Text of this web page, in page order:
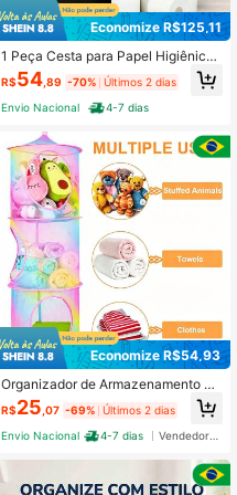
Economize R$125,11
1 Peça Cesta para Papel Higiênico
- Armazenamento de Papel Higiêni
co - O Organizador de Banheiro Def
initivo - Cesta de Armazenamento
de Bambu, Cesta Organizadora de
Papel Higiênico, Suporte de Acessó
rios de Banheiro - Lixeira de Papel
Higiênico
R$54,89 -70% Últimos 2 dias
Envio Nacional
4-7 dias
Economize R$54,93
Organizador de Armazenamento Su
spenso 3 Camadas Malha Respiráv
el Cilíndrica | Cesto Dobrável Empil
hável Multiusos Estilo Vintage para
Quarto Lavanderia Armazenamento
de Brinquedos Pelúcias e Secagem
de Roupas Íntimas
R$25,07 -69% Últimos 2 dias
Envio Nacional
4-7 dias